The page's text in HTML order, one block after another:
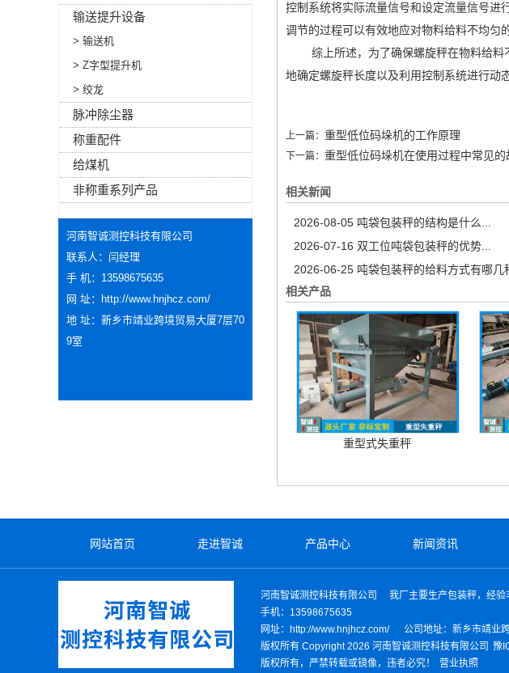
控制系统将实际流量信号和设定流量信号进
调节的过程可以有效地应对物料给料不均匀
综上所述，为了确保螺旋秤在物料给料不
地确定螺旋秤长度以及利用控制系统进行动
上一篇： 重型低位码垛机的工作原理
下一篇： 重型低位码垛机在使用过程中常见的
相关新闻
2026-08-05 吨袋包装秤的结构是什么...
2026-07-16 双工位吨袋包装秤的优势...
2026-06-25 吨袋包装秤的给料方式有哪几
相关产品
重型式失重秤
输送提升设备
> 输送机
> Z字型提升机
> 绞龙
脉冲除尘器
称重配件
给煤机
非称重系列产品
河南智诚测控科技有限公司
联系人：闫经理
手 机：13598675635
网 址：
http://www.hnjhcz.com/
地 址：新乡市靖业跨境贸易大厦7层70
9室
网站首页 走进智诚 产品中心 新闻资讯
河南智诚测控科技有限公司
我厂主要生产包装秤，经验
手机：13598675635
网址：http://www.hnjhcz.com/
公司地址：新乡市靖业
版权所有 Copyright 2026 河南智诚测控科技有限公司 豫
版权所有，严禁转载或镜像，违者必究！
营业执照